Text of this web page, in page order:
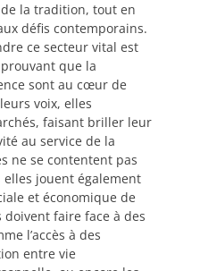
la tradition, tout en
défis contemporains.
ce secteur vital est
que la
sont au cœur de
voix, elles
faisant briller leur
au service de la
ne se contentent pas
jouent également
et économique de
faire face à des
l’accès à des
entre vie